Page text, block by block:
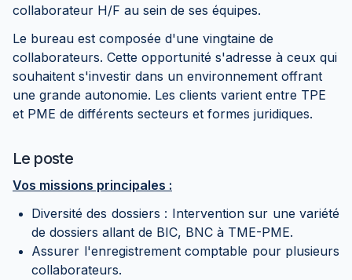
collaborateur H/F au sein de ses équipes.
Le bureau est composée d'une vingtaine de
collaborateurs. Cette opportunité s'adresse à ceux qui
souhaitent s'investir dans un environnement offrant
une grande autonomie. Les clients varient entre TPE
et PME de différents secteurs et formes juridiques.
Le poste
Vos missions principales :
Diversité des dossiers : Intervention sur une variété
de dossiers allant de BIC, BNC à TME-PME.
Assurer l'enregistrement comptable pour plusieurs
collaborateurs.